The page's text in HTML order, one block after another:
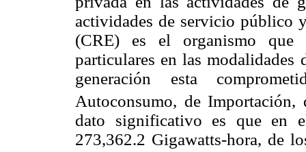
actividades de servicio público
(CRE) es el organismo que
particulares en las modalidades
generación esta
Autoconsumo, de
dato significativo es que en
273,362.2 Gigawatts-hora, de